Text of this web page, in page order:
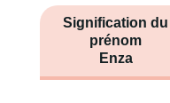
Signification du
prénom
Enza